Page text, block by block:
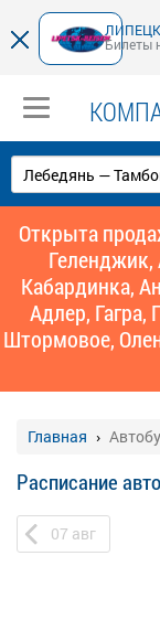
Билеты
Открыта
Кабардинка,
Адлер, Гагра,
Штормовое,
Главная
Расписание
07 авг